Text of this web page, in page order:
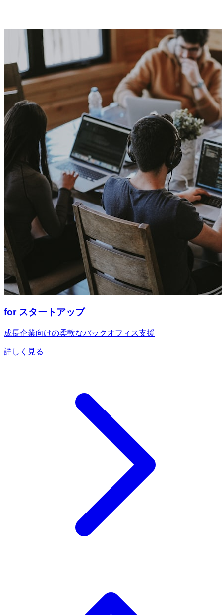
for スタートアップ
成長企業向けの柔軟なバックオフィス支援
詳しく見る